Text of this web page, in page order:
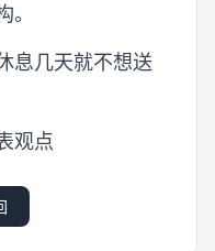
息几天就不想送
观点